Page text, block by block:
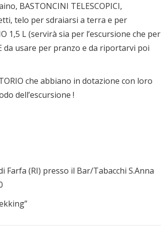
BASTONCINI TELESCOPICI,
telo per sdraiarsi a terra e per
1,5 L (servirà sia per l’escursione che per
da usare per pranzo e da riportarvi poi
che abbiano in dotazione con loro
dell’escursione !
(RI) presso il Bar/Tabacchi S.Anna